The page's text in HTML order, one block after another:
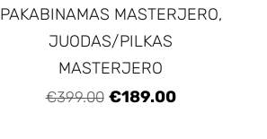
PAKABINAMAS MASTERJERO,
JUODAS/PILKAS
MASTERJERO
€399.00 €189.00